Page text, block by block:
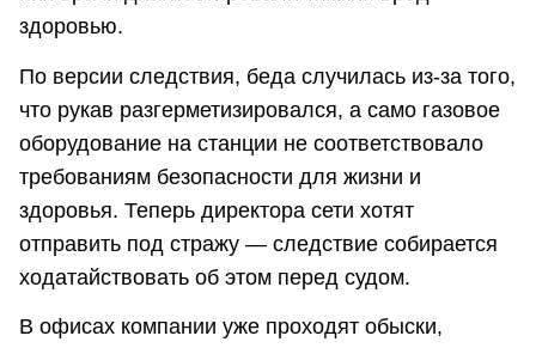
здоровью.
По версии следствия, беда случилась из-за того,
что рукав разгерметизировался, а само газовое
оборудование на станции не соответствовало
требованиям безопасности для жизни и
здоровья. Теперь директора сети хотят
отправить под стражу — следствие собирается
ходатайствовать об этом перед судом.
В офисах компании уже проходят обыски,